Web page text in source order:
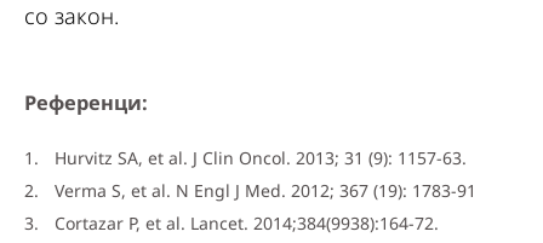
со закон.
Референци:
Hurvitz SA, et al. J Clin Oncol. 2013; 31 (9): 1157-63.
Verma S, et al. N Engl J Med. 2012; 367 (19): 1783-91
Cortazar P, et al. Lancet. 2014;384(9938):164-72.